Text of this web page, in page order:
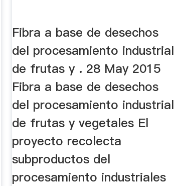
Fibra a base de desechos
del procesamiento industrial
de frutas y . 28 May 2015
Fibra a base de desechos
del procesamiento industrial
de frutas y vegetales El
proyecto recolecta
subproductos del
procesamiento industriales